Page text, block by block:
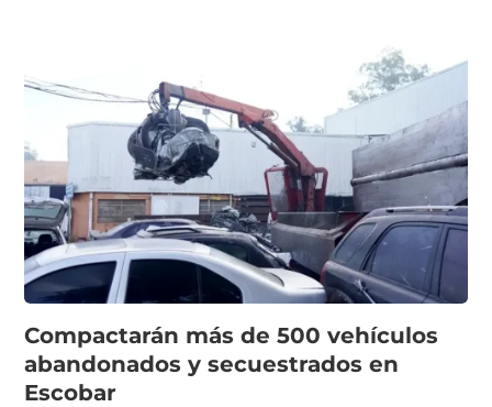
Compactarán más de 500 vehículos
abandonados y secuestrados en
Escobar